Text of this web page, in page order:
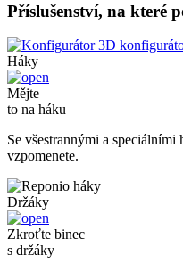
Příslušenství, na které
3D
Háky
Mějte
to na háku
Se všestrannými a
vzpomenete.
Držáky
Zkroťte binec
s držáky